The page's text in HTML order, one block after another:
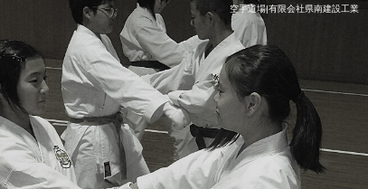
空手道場|有限会社県南建設工業